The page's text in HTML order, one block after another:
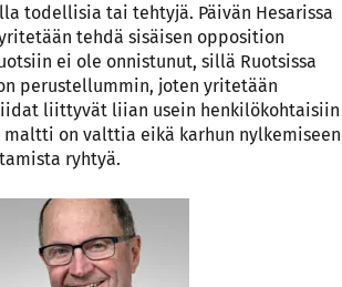
todellisia tai tehtyjä. Päivän Hesarissa
tehdä sisäisen opposition
ei ole onnistunut, sillä Ruotsissa
perustellummin, joten yritetään
liittyvät liian usein henkilökohtaisiin
maltti on valttia eikä karhun nylkemiseen
ryhtyä.